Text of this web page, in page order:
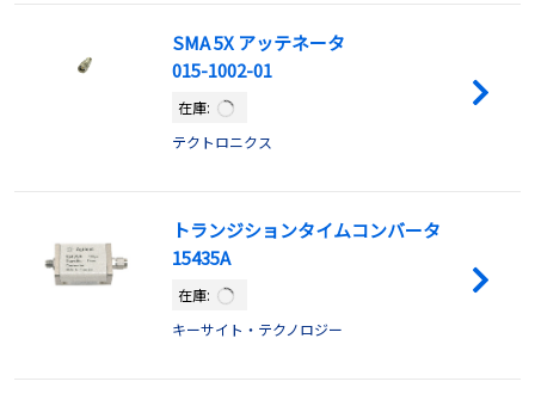
SMA 5X アッテネータ
015-1002-01
在庫:
テクトロニクス
トランジションタイムコンバータ
15435A
在庫:
キーサイト・テクノロジー